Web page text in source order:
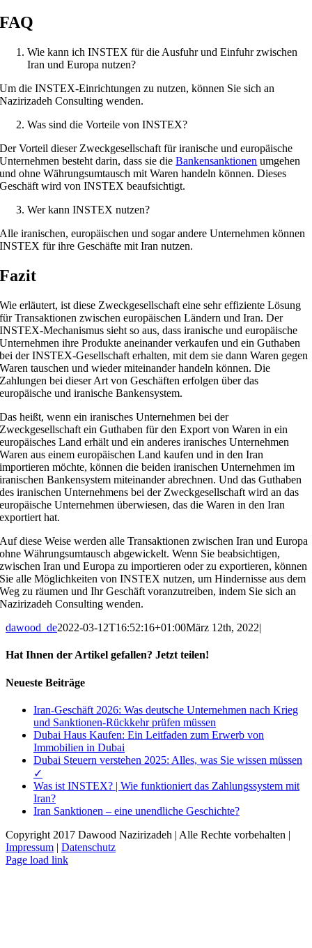
FAQ
Wie kann ich INSTEX für die Ausfuhr und Einfuhr zwischen
Iran und Europa nutzen?
Um die INSTEX-Einrichtungen zu nutzen, können Sie sich an
Nazirizadeh Consulting wenden.
Was sind die Vorteile von INSTEX?
Der Vorteil dieser Zweckgesellschaft für iranische und europäische
Unternehmen besteht darin, dass sie dieBankensanktionen umgehen
und ohne Währungsumtausch mit Waren handeln können. Dieses
Geschäft wird von INSTEX beaufsichtigt.
Wer kann INSTEX nutzen?
Alle iranischen, europäischen und sogar andere Unternehmen können
INSTEX für ihre Geschäfte mit Iran nutzen.
Fazit
Wie erläutert, ist diese Zweckgesellschaft eine sehr effiziente Lösung
für Transaktionen zwischen europäischen Ländern und Iran. Der
INSTEX-Mechanismus sieht so aus, dass iranische und europäische
Unternehmen ihre Produkte aneinander verkaufen und ein Guthaben
bei der INSTEX-Gesellschaft erhalten, mit dem sie dann Waren gegen
Waren tauschen und wieder miteinander handeln können. Die
Zahlungen bei dieser Art von Geschäften erfolgen über das
europäische und iranische Bankensystem.
Das heißt, wenn ein iranisches Unternehmen bei der
Zweckgesellschaft ein Guthaben für den Export von Waren in ein
europäisches Land erhält und ein anderes iranisches Unternehmen
Waren aus einem europäischen Land kaufen und in den Iran
importieren möchte, können die beiden iranischen Unternehmen im
iranischen Bankensystem miteinander abrechnen. Und das Guthaben
des iranischen Unternehmens bei der Zweckgesellschaft wird an das
europäische Unternehmen überwiesen, das die Waren in den Iran
exportiert hat.
Auf diese Weise werden alle Transaktionen zwischen Iran und Europa
ohne Währungsumtausch abgewickelt. Wenn Sie beabsichtigen,
zwischen Iran und Europa zu importieren oder zu exportieren, können
Sie alle Möglichkeiten von INSTEX nutzen, um Hindernisse aus dem
Weg zu räumen und Ihr Geschäft voranzutreiben, indem Sie sich an
Nazirizadeh Consulting wenden.
dawood_de2022-03-12T16:52:16+01:00März 12th, 2022|
Hat Ihnen der Artikel gefallen? Jetzt teilen!
Facebook
X
LinkedIn
E-
Neueste Beiträge
Iran-Geschäft 2026: Was deutsche Unternehmen nach Krieg
und Sanktionen-Rückkehr prüfen müssen
Dubai Haus Kaufen: Ein Leitfaden zum Erwerb von
Immobilien in Dubai
Dubai Steuern verstehen 2025: Alles, was Sie wissen müssen
✓
Was ist INSTEX? | Wie funktioniert das Zahlungssystem mit
Iran?
Iran Sanktionen – eine unendliche Geschichte?
Copyright 2017 Dawood Nazirizadeh | Alle Rechte vorbehalten |
Impressum | Datenschutz
Facebook
LinkedIn
Xing
E-
Page load link